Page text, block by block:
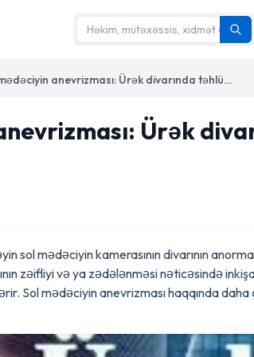
Sol mədəciyin anevrizması: Ürək divarında təhlükəli genişlənmə
Ürək
sol mədəciyin kamerasının divarının
zəifliyi və ya zədələnməsi nəticəsində
Sol mədəciyin anevrizması haqqında daha